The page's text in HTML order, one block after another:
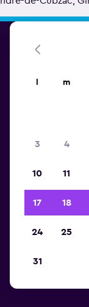
m
3 4
10 11
17 18
24 25
31